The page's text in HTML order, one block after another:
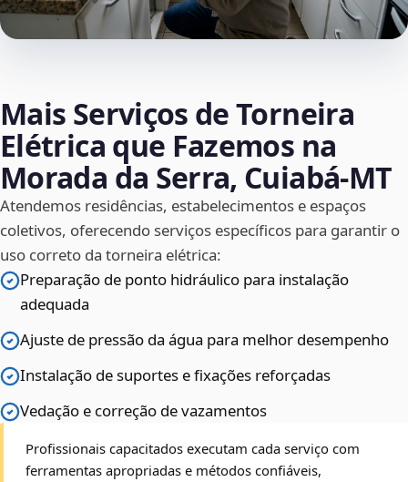
Mais Serviços de Torneira
Elétrica que Fazemos na
Morada da Serra, Cuiabá‑MT
Atendemos residências, estabelecimentos e espaços
coletivos, oferecendo serviços específicos para garantir o
uso correto da torneira elétrica:
Preparação de ponto hidráulico para instalação
adequada
Ajuste de pressão da água para melhor desempenho
Instalação de suportes e fixações reforçadas
Vedação e correção de vazamentos
Profissionais capacitados executam cada serviço com
ferramentas apropriadas e métodos confiáveis,